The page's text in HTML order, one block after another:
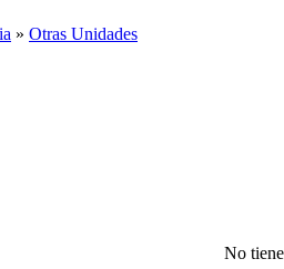
» Otras Unidades
No